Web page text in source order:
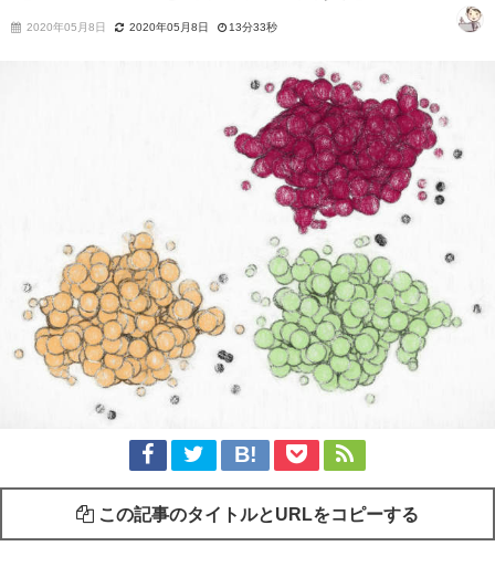
2020年05月8日 2020年05月8日 13分33秒
この記事のタイトルとURLをコピーする